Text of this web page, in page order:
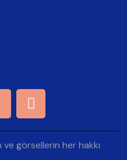
görsellerin her hakkı